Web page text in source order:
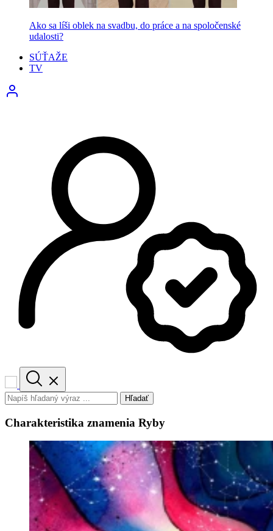
Ako sa líši oblek na svadbu, do práce a na spoločenské
udalosti?
SÚŤAŽE
TV
Hľadať
Charakteristika znamenia Ryby